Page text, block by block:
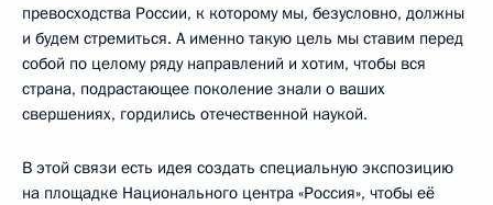
превосходства России, к которому мы, безусловно, должны
и будем стремиться. А именно такую цель мы ставим перед
собой по целому ряду направлений и хотим, чтобы вся
страна, подрастающее поколение знали о ваших
свершениях, гордились отечественной наукой.
В этой связи есть идея создать специальную экспозицию
на площадке Национального центра «Россия», чтобы её